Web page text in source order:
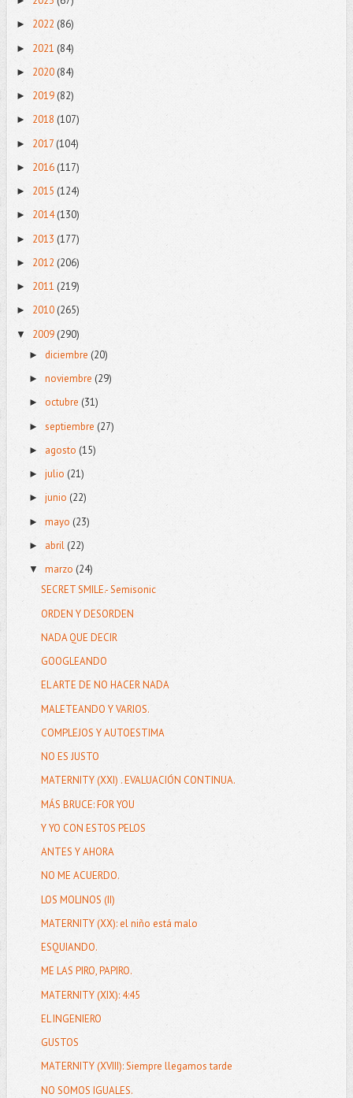
► 2022 (86)
► 2021 (84)
► 2020(84)
► 2019(82)
► 2018 (107)
► 2017 (104)
► 2016 (117)
► 2015 (124)
► 2014(130)
► 2013 (177)
► 2012 (206)
► 2011 (219)
► 2010(265)
▼ 2009(290)
► diciembre (20)
► noviembre (29)
► octubre (31)
► septiembre (27)
► agosto (15)
► julio (21)
► junio (22)
► mayo (23)
► abril(22)
▼ marzo (24)
SECRET SMILE.- Semisonic
ORDEN Y DESORDEN
NADA QUE DECIR
GOOGLEANDO
EL ARTE DE NO HACER NADA
MALETEANDO Y VARIOS.
COMPLEJOS Y AUTOESTIMA
NO ES JUSTO
MATERNITY (XXI) . EVALUACIÓN CONTINUA.
MÁS BRUCE: FOR YOU
Y YO CON ESTOS PELOS
ANTES Y AHORA
NO ME ACUERDO.
LOS MOLINOS (II)
MATERNITY (XX): el niño está malo
ESQUIANDO.
ME LAS PIRO, PAPIRO.
MATERNITY (XIX): 4:45
EL INGENIERO
GUSTOS
MATERNITY (XVIII): Siempre llegamos tarde
NO SOMOS IGUALES.